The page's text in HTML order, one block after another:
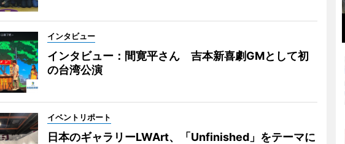
インタビュー
インタビュー：間寛平さん 吉本新喜劇GMとして初
の台湾公演
イベントリポート
日本のギャラリーLWArt、「Unfinished」をテーマに